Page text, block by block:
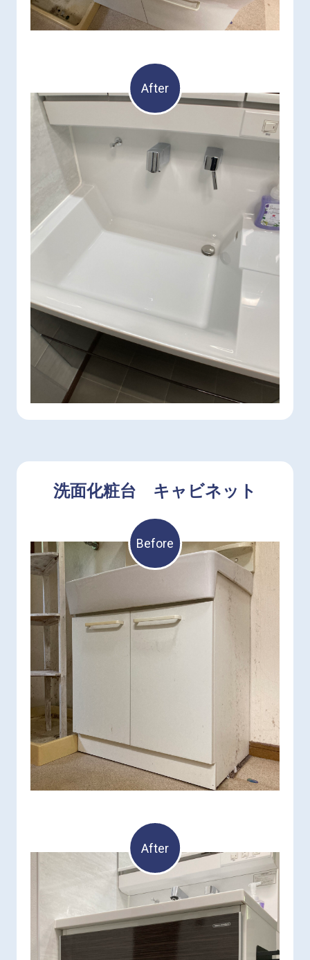
After
ハンドソープなどの濡れたものはウェットエリ
ア。タオルなどの濡らしたくないものはドライエ
リア。２つのエリアを便利に使い分けできます。
洗面化粧台 キャビネット
Before
After